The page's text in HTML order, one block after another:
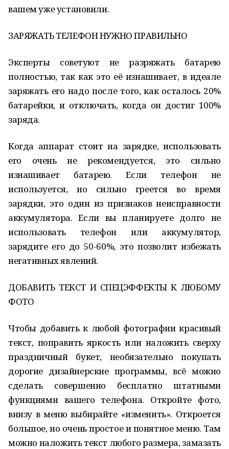
вашем уже установили.
ЗАРЯЖАТЬ ТЕЛЕФОН НУЖНО ПРАВИЛЬНО
Эксперты советуют не разряжать батарею
полностью, так как это её изнашивает, в идеале
заряжать его надо после того, как осталось 20%
батарейки, и отключать, когда он достиг 100%
заряда.
Когда аппарат стоит на зарядке, использовать
его очень не рекомендуется, это сильно
изнашивает батарею. Если телефон не
используется, но сильно греется во время
зарядки, это один из признаков неисправности
аккумулятора. Если вы планируете долго не
использовать телефон или аккумулятор,
зарядите его до 50-60%, это позволит избежать
негативных явлений.
ДОБАВИТЬ ТЕКСТ И СПЕЦЭФФЕКТЫ К ЛЮБОМУ
ФОТО
Чтобы добавить к любой фотографии красивый
текст, поправить яркость или наложить сверху
праздничный букет, необязательно покупать
дорогие дизайнерские программы, всё можно
сделать совершенно бесплатно штатными
функциями вашего телефона. Откройте фото,
внизу в меню выбирайте «изменить». Откроется
большое, но очень простое и понятное меню. Там
можно наложить текст любого размера, замазать